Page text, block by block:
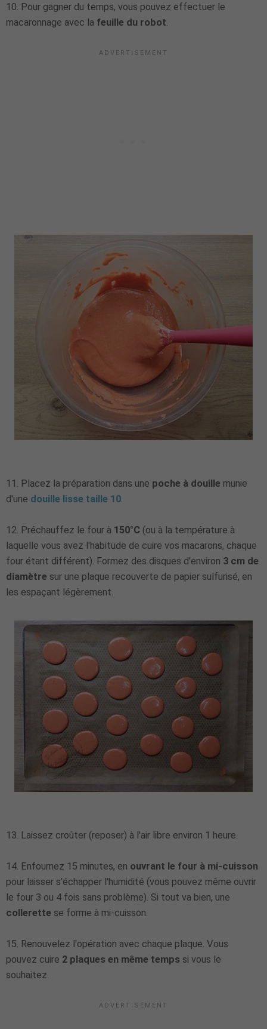
10. Pour gagner du temps, vous pouvez effectuer le
macaronnage avec la feuille du robot.
11. Placez la préparation dans une poche à douille munie
d'une douille lisse taille 10.
12. Préchauffez le four à 150°C (ou à la température à
laquelle vous avez l'habitude de cuire vos macarons, chaque
four étant différent). Formez des disques d'environ 3 cm de
diamètre sur une plaque recouverte de papier sulfurisé, en
les espaçant légèrement.
13. Laissez croûter (reposer) à l'air libre environ 1 heure.
14. Enfournez 15 minutes, en ouvrant le four à mi-cuisson
pour laisser s'échapper l'humidité (vous pouvez même ouvrir
le four 3 ou 4 fois sans problème). Si tout va bien, une
collerette se forme à mi-cuisson.
15. Renouvelez l'opération avec chaque plaque. Vous
pouvez cuire 2 plaques en même temps si vous le
souhaitez.